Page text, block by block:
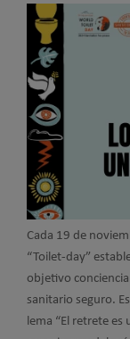
Cada 19 de
“Toilet-day”
objetivo
sanitario seguro.
lema “El retrete es